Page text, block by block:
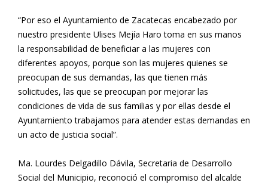
“Por eso el Ayuntamiento de Zacatecas encabezado por
nuestro presidente Ulises Mejía Haro toma en sus manos
la responsabilidad de beneficiar a las mujeres con
diferentes apoyos, porque son las mujeres quienes se
preocupan de sus demandas, las que tienen más
solicitudes, las que se preocupan por mejorar las
condiciones de vida de sus familias y por ellas desde el
Ayuntamiento trabajamos para atender estas demandas en
un acto de justicia social”.
Ma. Lourdes Delgadillo Dávila, Secretaria de Desarrollo
Social del Municipio, reconoció el compromiso del alcalde